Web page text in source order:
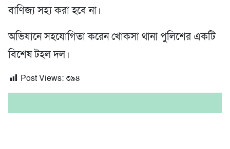
বাণিজ্য সহ্য করা হবে না।
অভিযানে সহযোগিতা করেন খোকসা থানা পুলিশের একটি
বিশেষ টহল দল।
Post Views:৩৯৪